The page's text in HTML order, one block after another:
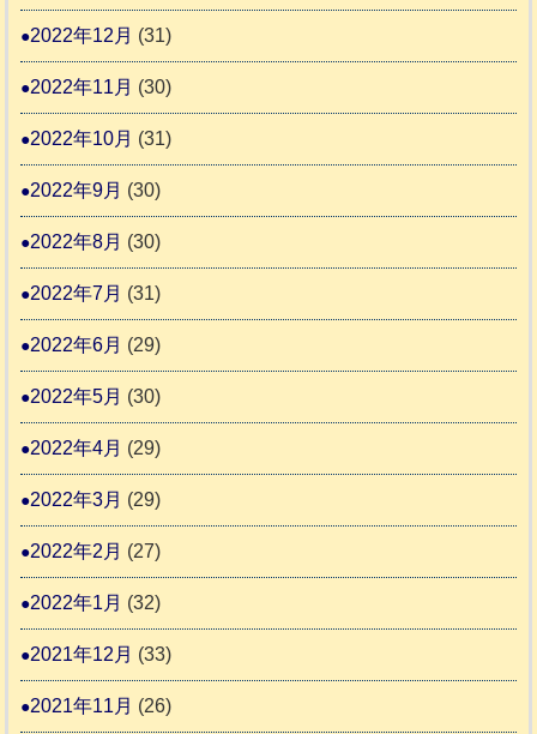
2022年12月 (31)
2022年11月 (30)
2022年10月 (31)
2022年9月 (30)
2022年8月 (30)
2022年7月 (31)
2022年6月 (29)
2022年5月 (30)
2022年4月 (29)
2022年3月 (29)
2022年2月 (27)
2022年1月 (32)
2021年12月 (33)
2021年11月 (26)